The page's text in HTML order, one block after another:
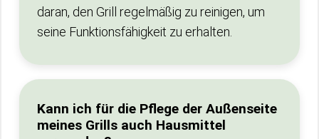
daran, den Grill regelmäßig zu reinigen, um
seine Funktionsfähigkeit zu erhalten.
Kann ich für die Pflege der Außenseite
meines Grills auch Hausmittel